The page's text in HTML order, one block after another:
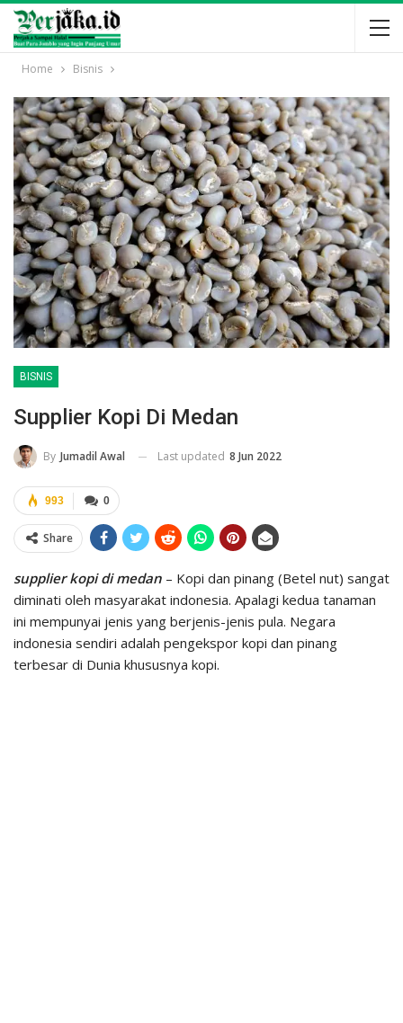
Home Bisnis
BISNIS
Supplier Kopi Di Medan
By Jumadil Awal Last updated 8 Jun 2022
0
993
Share
supplier kopi di medan – Kopi dan pinang (Betel nut) sangat
diminati oleh masyarakat indonesia. Apalagi kedua tanaman
ini mempunyai jenis yang berjenis-jenis pula. Negara
indonesia sendiri adalah pengekspor kopi dan pinang
terbesar di Dunia khususnya kopi.